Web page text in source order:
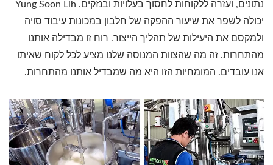
נתונים, ועזרה ללקוחות לחסוך בעלויות ובנזקים. Yung Soon Lih
יכולה לשפר את שיעור ההפקה של חלבון במכונות עיבוד סויה
ולמקסם את היעילות של תהליך הייצור. רוח זו מבדילה אותנו
מהתחרות. זה מה שהצוות המנוסה שלנו מציע לכל לקוח שאיתו
אנו עובדים. המומחיות הזו היא מה שמבדיל אותנו מהתחרות.